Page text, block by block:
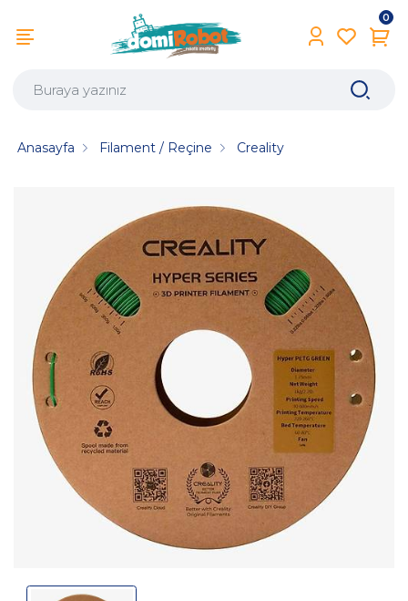
0
Anasayfa Filament / Reçine Creality